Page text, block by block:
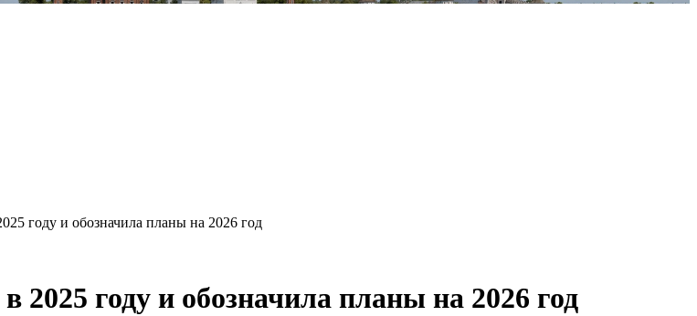
году и обозначила планы на 2026 год
2025 году и обозначила планы на 2026 год